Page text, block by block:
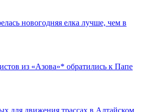
новогодняя елка лучше, чем в
из «Азова»* обратились к Папе
для движения трассах в Алтайском